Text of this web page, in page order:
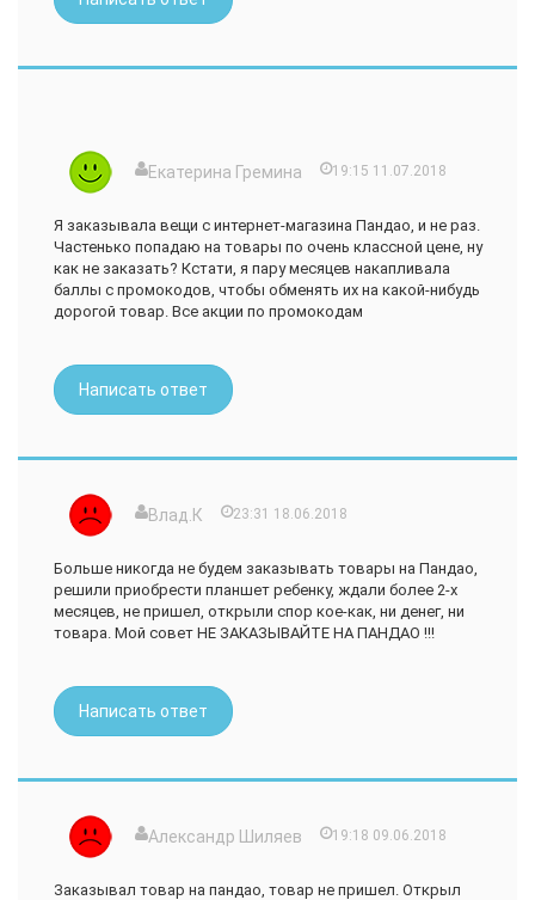
Екатерина Гремина 19:15 11.07.2018
Я заказывала вещи с интернет-магазина Пандао, и не раз.
Частенько попадаю на товары по очень классной цене, ну
как не заказать? Кстати, я пару месяцев накапливала
баллы с промокодов, чтобы обменять их на какой-нибудь
дорогой товар. Все акции по промокодам
Написать ответ
Влад.К 23:31 18.06.2018
Больше никогда не будем заказывать товары на Пандао,
решили приобрести планшет ребенку, ждали более 2-х
месяцев, не пришел, открыли спор кое-как, ни денег, ни
товара. Мой совет НЕ ЗАКАЗЫВАЙТЕ НА ПАНДАО !!!
Написать ответ
Александр Шиляев 19:18 09.06.2018
Заказывал товар на пандао, товар не пришел. Открыл